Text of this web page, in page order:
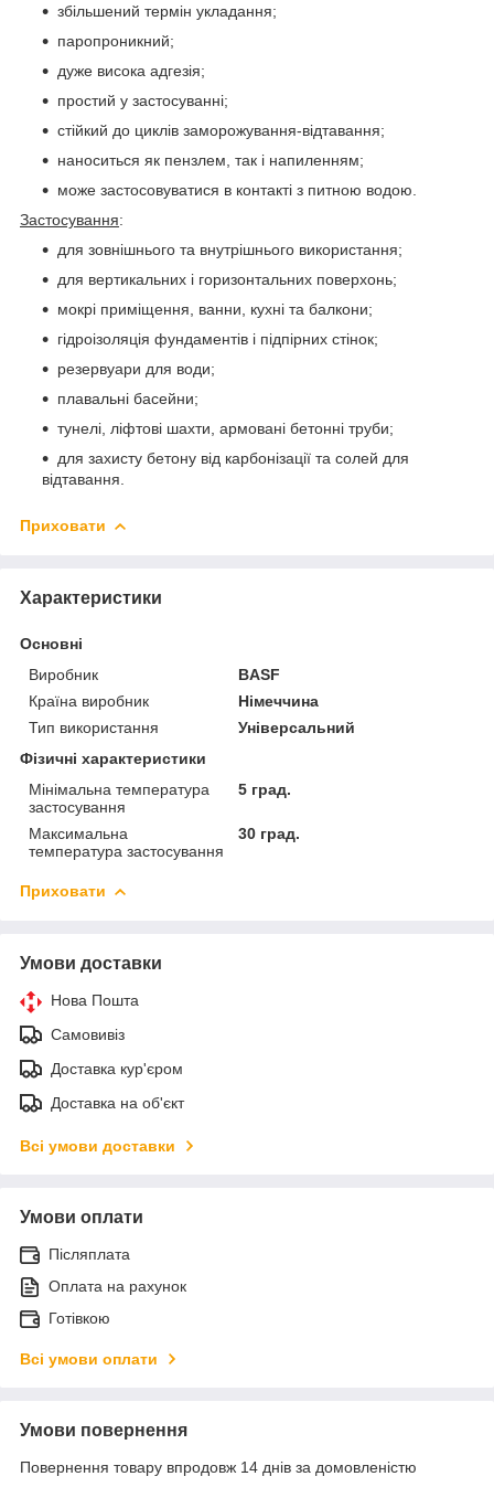
збільшений термін укладання;
паропроникний;
дуже висока адгезія;
простий у застосуванні;
стійкий до циклів заморожування-відтавання;
наноситься як пензлем, так і напиленням;
може застосовуватися в контакті з питною водою.
Застосування:
для зовнішнього та внутрішнього використання;
для вертикальних і горизонтальних поверхонь;
мокрі приміщення, ванни, кухні та балкони;
гідроізоляція фундаментів і підпірних стінок;
резервуари для води;
плавальні басейни;
тунелі, ліфтові шахти, армовані бетонні труби;
для захисту бетону від карбонізації та солей для
відтавання.
Приховати
Характеристики
Основні
Виробник
BASF
Країна виробник
Німеччина
Тип використання
Універсальний
Фізичні характеристики
Мінімальна температура
застосування
5 град.
Максимальна
температура застосування
30 град.
Приховати
Умови доставки
Нова Пошта
Самовивіз
Доставка кур'єром
Доставка на об'єкт
Всі умови доставки
Умови оплати
Післяплата
Оплата на рахунок
Готівкою
Всі умови оплати
Умови повернення
Повернення товару впродовж 14 днів за домовленістю